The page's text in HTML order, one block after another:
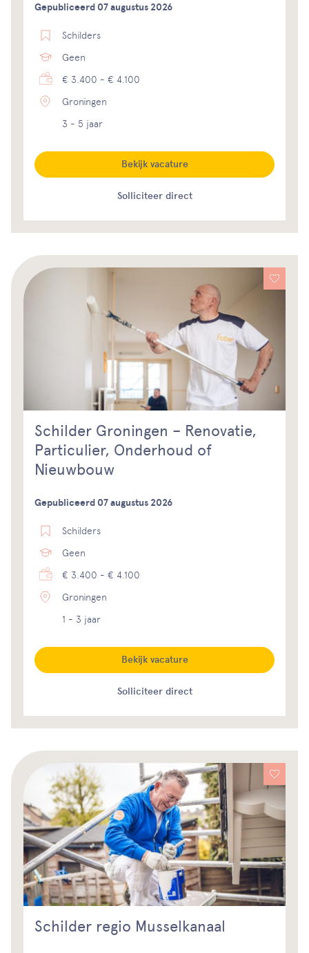
Gepubliceerd 07 augustus 2026
Schilders
Geen
€ 3.400 - € 4.100
Groningen
3 - 5 jaar
Solliciteer direct
Bekijk vacature
Schilder Groningen – Renovatie,
Particulier, Onderhoud of
Nieuwbouw
Gepubliceerd 07 augustus 2026
Schilders
Geen
€ 3.400 - € 4.100
Groningen
1 - 3 jaar
Solliciteer direct
Bekijk vacature
Schilder regio Musselkanaal